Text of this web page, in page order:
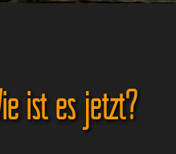
ist es jetzt?